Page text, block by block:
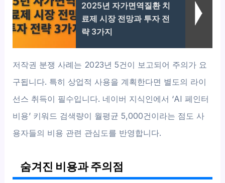
2025년 자가면역질환 치
료제 시장 전망과 투자 전
략 3가지
저작권 분쟁 사례는 2023년 5건이 보고되어 주의가 요
구됩니다. 특히 상업적 사용을 계획한다면 별도의 라이
선스 취득이 필수입니다. 네이버 지식인에서 ‘AI 페인터
비용’ 키워드 검색량이 월평균 5,000건이라는 점도 사
용자들의 비용 관련 관심도를 반영합니다.
숨겨진 비용과 주의점